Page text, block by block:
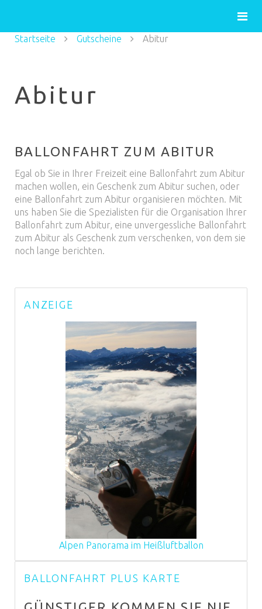
Startseite Gutscheine Abitur
Abitur
BALLONFAHRT ZUM ABITUR
Egal ob Sie in Ihrer Freizeit eine Ballonfahrt zum Abitur
machen wollen, ein Geschenk zum Abitur suchen, oder
eine Ballonfahrt zum Abitur organisieren möchten. Mit
uns haben Sie die Spezialisten für die Organisation Ihrer
Ballonfahrt zum Abitur, eine unvergessliche Ballonfahrt
zum Abitur als Geschenk zum verschenken, von dem sie
noch lange berichten.
ANZEIGE
Alpen Panorama im Heißluftballon
BALLONFAHRT PLUS KARTE